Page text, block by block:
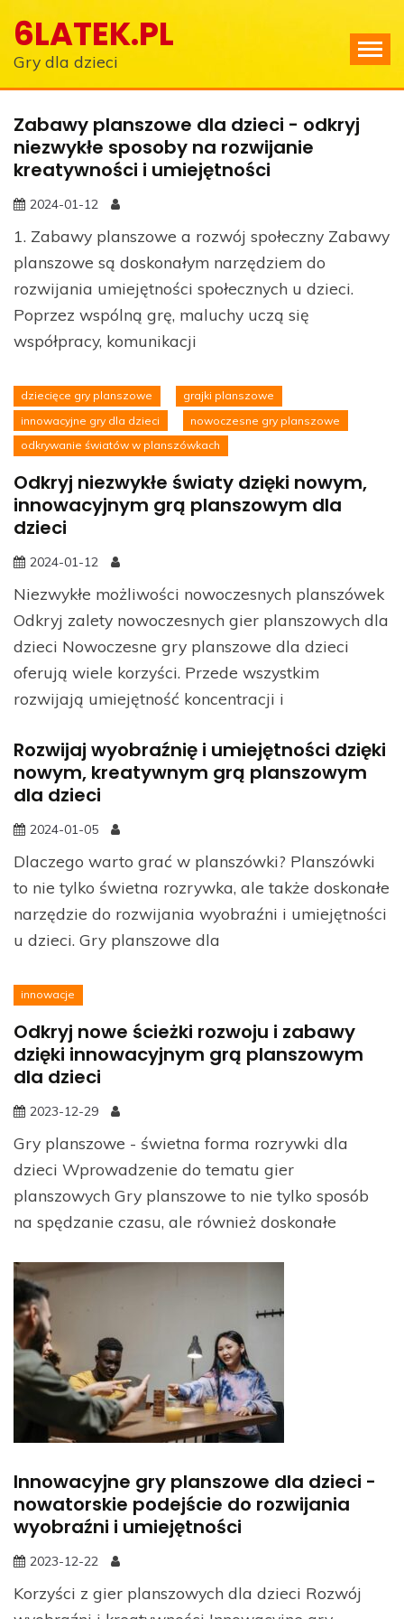
content
6LATEK.PL
Gry dla dzieci
Zabawy planszowe dla dzieci - odkryj
niezwykłe sposoby na rozwijanie
kreatywności i umiejętności
2024-01-12
1. Zabawy planszowe a rozwój społeczny Zabawy
planszowe są doskonałym narzędziem do
rozwijania umiejętności społecznych u dzieci.
Poprzez wspólną grę, maluchy uczą się
współpracy, komunikacji
dziecięce gry planszowe
grajki planszowe
innowacyjne gry dla dzieci
nowoczesne gry planszowe
odkrywanie światów w planszówkach
Odkryj niezwykłe światy dzięki nowym,
innowacyjnym grą planszowym dla
dzieci
2024-01-12
Niezwykłe możliwości nowoczesnych planszówek
Odkryj zalety nowoczesnych gier planszowych dla
dzieci Nowoczesne gry planszowe dla dzieci
oferują wiele korzyści. Przede wszystkim
rozwijają umiejętność koncentracji i
Rozwijaj wyobraźnię i umiejętności dzięki
nowym, kreatywnym grą planszowym
dla dzieci
2024-01-05
Dlaczego warto grać w planszówki? Planszówki
to nie tylko świetna rozrywka, ale także doskonałe
narzędzie do rozwijania wyobraźni i umiejętności
u dzieci. Gry planszowe dla
innowacje
Odkryj nowe ścieżki rozwoju i zabawy
dzięki innowacyjnym grą planszowym
dla dzieci
2023-12-29
Gry planszowe - świetna forma rozrywki dla
dzieci Wprowadzenie do tematu gier
planszowych Gry planszowe to nie tylko sposób
na spędzanie czasu, ale również doskonałe
Innowacyjne gry planszowe dla dzieci -
nowatorskie podejście do rozwijania
wyobraźni i umiejętności
2023-12-22
Korzyści z gier planszowych dla dzieci Rozwój